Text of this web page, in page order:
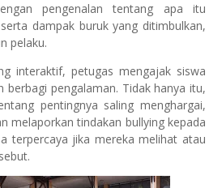
pengenalan tentang apa itu
dampak buruk yang ditimbulkan,
pelaku.
interaktif, petugas mengajak siswa
berbagi pengalaman. Tidak hanya itu,
pentingnya saling menghargai,
melaporkan tindakan bullying kepada
terpercaya jika mereka melihat atau